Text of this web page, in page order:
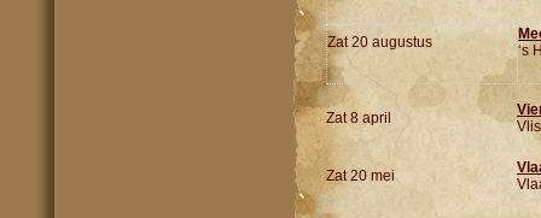
Zat 20 augustus
‘s
Zat 8 april
Zat 20 mei